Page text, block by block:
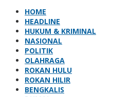
HOME
HEADLINE
HUKUM & KRIMINAL
NASIONAL
POLITIK
OLAHRAGA
ROKAN HULU
ROKAN HILIR
BENGKALIS